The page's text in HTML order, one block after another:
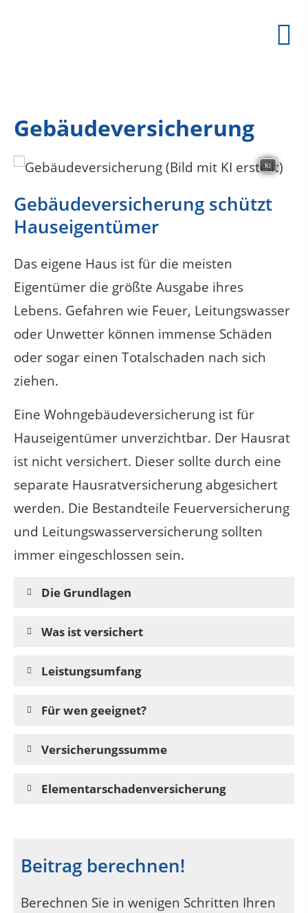
Gebäudeversicherung
KI
Gebäudeversicherung schützt
Hauseigentümer
Das eigene Haus ist für die meisten
Eigentümer die größte Ausgabe ihres
Lebens. Gefahren wie Feuer, Leitungswasser
oder Unwetter können immense Schäden
oder sogar einen Totalschaden nach sich
ziehen.
Eine Wohngebäudeversicherung ist für
Hauseigentümer unverzichtbar. Der Hausrat
ist nicht versichert. Dieser sollte durch eine
separate Hausratversicherung abgesichert
werden. Die Bestandteile Feuerversicherung
und Leitungswasserversicherung sollten
immer eingeschlossen sein.
Die Grundlagen
Was ist versichert
Leistungsumfang
Für wen geeignet?
Versicherungssumme
Elementarschadenversicherung
Beitrag berechnen!
Berechnen Sie in wenigen Schritten Ihren